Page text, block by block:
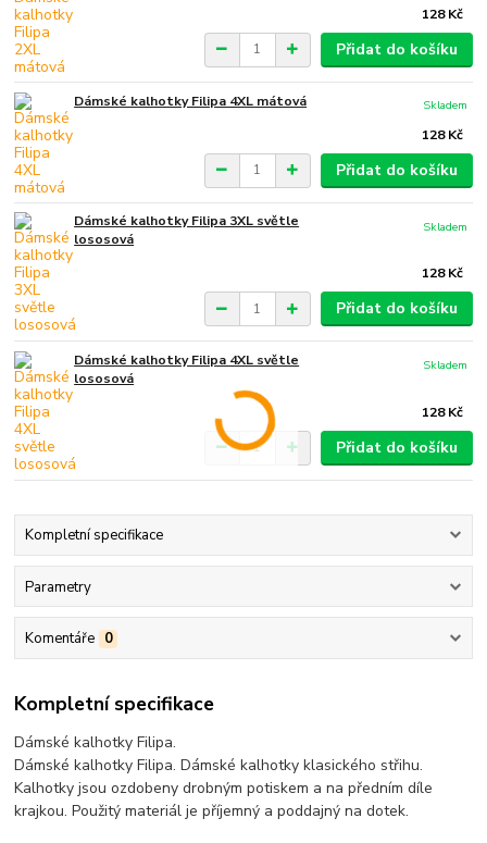
128 Kč
Přidat do košíku
Dámské kalhotky Filipa 4XL mátová
128 Kč
Skladem
Přidat do košíku
Dámské kalhotky Filipa 3XL světle
lososová
128 Kč
Skladem
Přidat do košíku
Dámské kalhotky Filipa 4XL světle
lososová
128 Kč
Skladem
Přidat do košíku
Kompletní specifikace
Parametry
Komentáře 0
Kompletní specifikace
Dámské kalhotky Filipa.
Dámské kalhotky Filipa. Dámské kalhotky klasického střihu.
Kalhotky jsou ozdobeny drobným potiskem a na předním díle
krajkou. Použitý materiál je příjemný a poddajný na dotek.